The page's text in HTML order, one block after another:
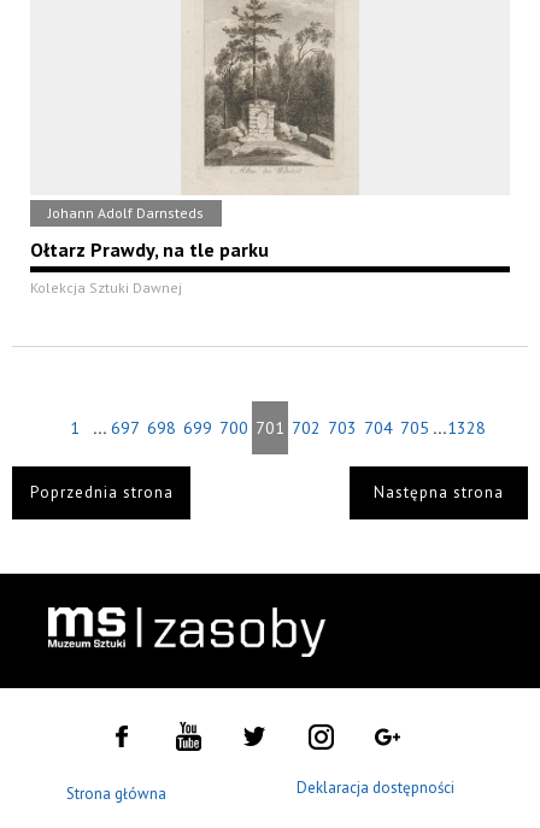
Johann Adolf Darnsteds
Ołtarz Prawdy, na tle parku
Kolekcja Sztuki Dawnej
1 ... 697 698 699 700 701 702 703 704 705 ...1328
Poprzednia strona Następna strona
Strona główna Deklaracja dostępności